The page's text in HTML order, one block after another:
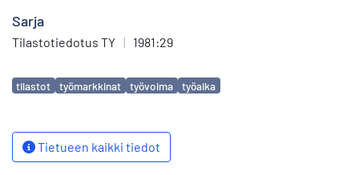
Sarja
Tilastotiedotus TY | 1981:29
Avainsanat
tilastot työmarkkinat työvoima työaika
Tietueen kaikki tiedot